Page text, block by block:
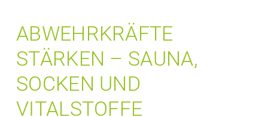
ABWEHRKRÄFTE
STÄRKEN – SAUNA,
SOCKEN UND
VITALSTOFFE